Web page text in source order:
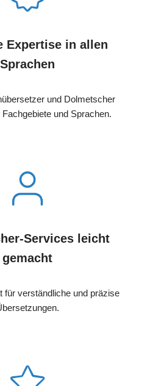
Expertise in allen
Sprachen
und Dolmetscher
und Sprachen.
Services leicht
gemacht
für verständliche und präzise